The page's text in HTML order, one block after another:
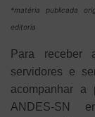
*matéria publicada
editoria
Para receber
servidores e
acompanhar
ANDES-SN